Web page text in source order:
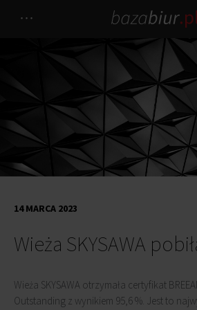
Wieża SKYSAWA
14 MARCA 2023
Wieża SKYSAWA otrzymała certyfikat
Outstanding z wynikiem 95,6 %. Jest to